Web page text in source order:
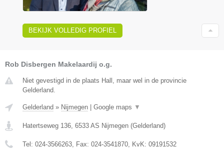
BEKIJK VOLLEDIG PROFIEL
Rob Disbergen Makelaardij o.g.
Niet gevestigd in de plaats Hall, maar wel in de provincie
Gelderland.
Gelderland » Nijmegen Google maps ▼
Hatertseweg 136, 6533 AS Nijmegen (Gelderland)
Tel: 024-3566263, Fax: 024-3541870, KvK: 09191532